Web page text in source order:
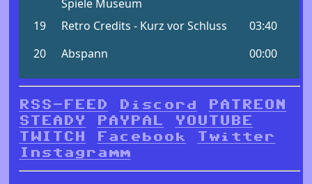
RSS-FEED Discord
PATREON
STEADY
PAYPAL
YOUTUBE
TWITCH
Facebook
Twitter
Instagramm